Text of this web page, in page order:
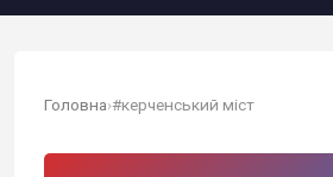
Головна›#керченський міст